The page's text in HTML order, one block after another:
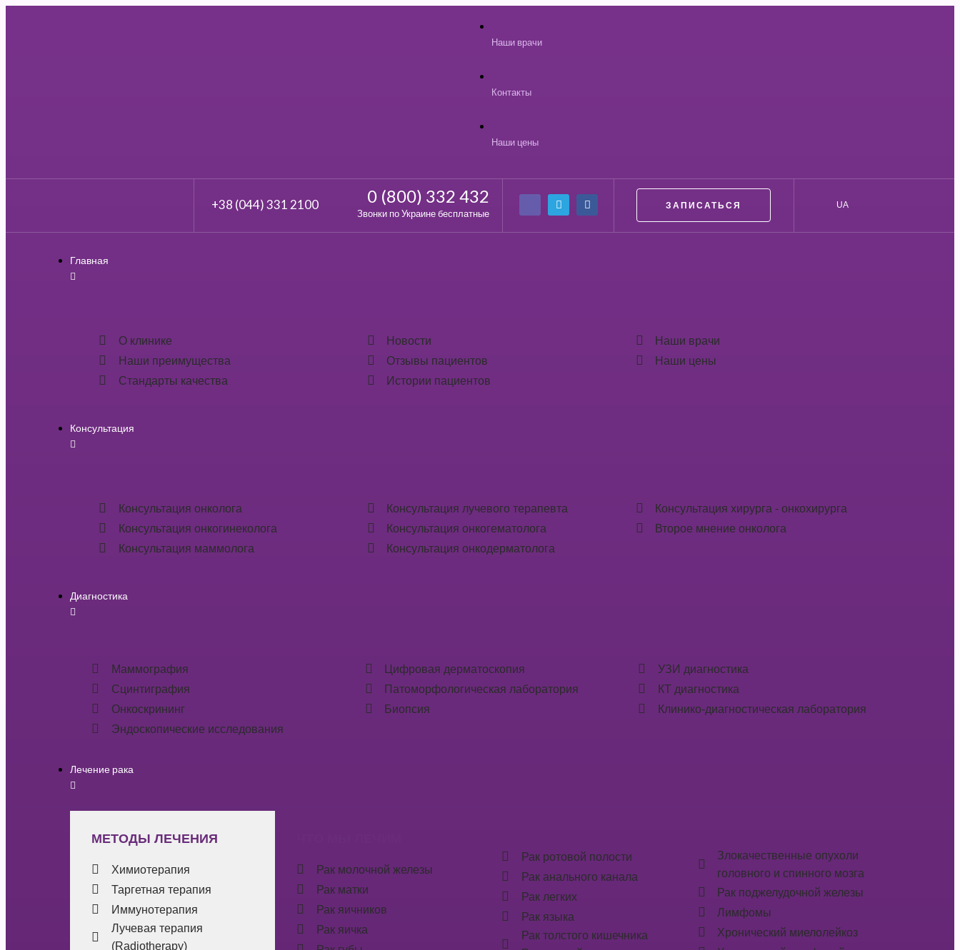
Наши врачи
Контакты
Наши цены
+38 (044) 331 2100 0 (800) 332 432
Звонки по Украине бесплатные
ЗАПИСАТЬСЯ UA
Главная
О клинике
Наши преимущества
Стандарты качества
Новости
Отзывы пациентов
Истории пациентов
Наши врачи
Наши цены
Консультация
Консультация онколога
Консультация онкогинеколога
Консультация маммолога
Консультация лучевого терапевта
Консультация онкогематолога
Консультация онкодерматолога
Консультация хирурга - онкохирурга
Второе мнение онколога
Диагностика
Маммография
Сцинтиграфия
Онкоскрининг
Эндоскопические исследования
Цифровая дерматоскопия
Патоморфологическая лаборатория
Биопсия
УЗИ диагностика
КТ диагностика
Клинико-диагностическая лаборатория
Лечение рака
МЕТОДЫ ЛЕЧЕНИЯ
Химиотерапия
Таргетная терапия
Иммунотерапия
Лучевая терапия
(Radiotherapy)
Рак молочной железы
Рак матки
Рак яичников
Рак яичка
Рак ротовой полости
Рак анального канала
Рак легких
Рак языка
Рак толстого кишечника
Злокачественные опухоли
головного и спинного мозга
Рак поджелудочной железы
Лимфомы
Хронический миелолейкоз